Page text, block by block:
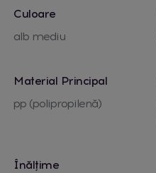
Culoare
alb mediu
Material Principal
pp (polipropilenă)
Înălțime